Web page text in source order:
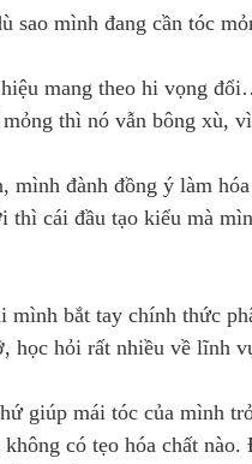
sao mình đang cần tóc
mang theo hi vọng
thì nó vẫn bông xù,
mình đành đồng ý làm
thì cái đầu tạo kiểu mà
mình bắt tay chính thức
học hỏi rất nhiều về lĩnh
giúp mái tóc của mình
không có tẹo hóa chất